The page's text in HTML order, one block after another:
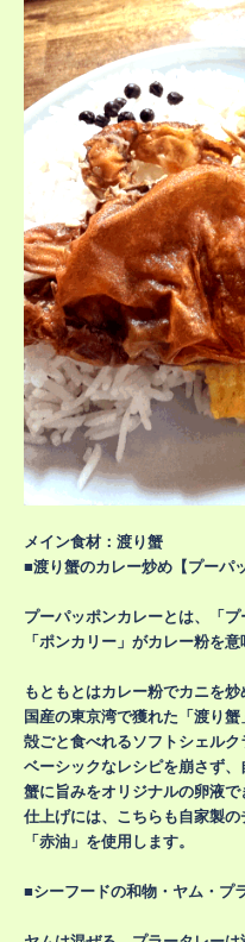
メイン食材：渡り蟹
■渡り蟹のカレー炒め【プーパ
プーパッポンカレーとは、「プ
「ポンカリー」がカレー粉を意
もともとはカレー粉でカニを
国産の東京湾で獲れた「渡り蟹
殻ごと食べれるソフトシェルク
ベーシックなレシピを崩さず
蟹に旨みをオリジナルの卵液で
仕上げには、こちらも自家製
「赤油」を使用します。
■シーフードの和物・ヤム・プ